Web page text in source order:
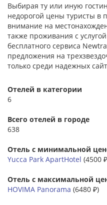
Выбирая ту или иную
недорогой цены туристы
внимание на
также проживания с
бесплатного сервиса
предложения на
только среди надежных
Отелей в категории
6
Всего отелей в городе
638
Отель с минимальной
Yucca Park ApartHotel (4500
Отель с максимальной
HOVIMA Panorama (6480 ₽)